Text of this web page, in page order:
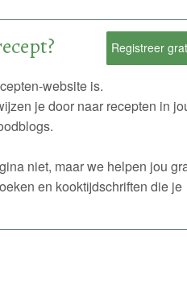
Registreer
website is.
je door naar recepten in
niet, maar we helpen jou
en kooktijdschriften die je